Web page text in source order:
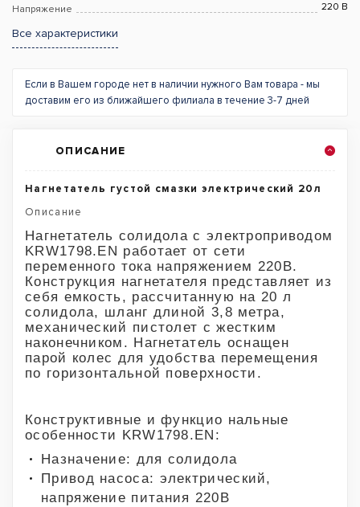
Напряжение 220 В
Все характеристики
Если в Вашем городе нет в наличии нужного Вам товара - мы
доставим его из ближайшего филиала в течение 3-7 дней
ОПИСАНИЕ
Нагнетатель густой смазки электрический 20л
Описание
Нагнетатель солидола с электроприводом
KRW1798.EN работает от сети
переменного тока напряжением 220В.
Конструкция нагнетателя представляет из
себя емкость, рассчитанную на 20 л
солидола, шланг длиной 3,8 метра,
механический пистолет с жестким
наконечником. Нагнетатель оснащен
парой колес для удобства перемещения
по горизонтальной поверхности.
Конструктивные и функцио нальные
особенности KRW1798.EN:
Назначение: для солидола
Привод насоса: электрический,
напряжение питания 220В